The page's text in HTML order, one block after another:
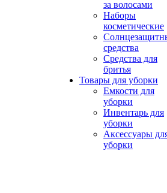
за волосами
Наборы
косметические
средства
Средства для
бритья
Товары для уборки
Емкости для
уборки
Инвентарь для
уборки
Аксессуары
уборки